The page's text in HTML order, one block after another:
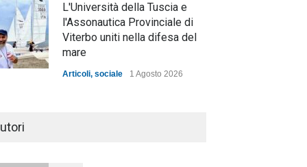
L'Università della Tuscia e
l'Assonautica Provinciale di
Viterbo uniti nella difesa del
mare
Articoli, sociale 1 Agosto 2026